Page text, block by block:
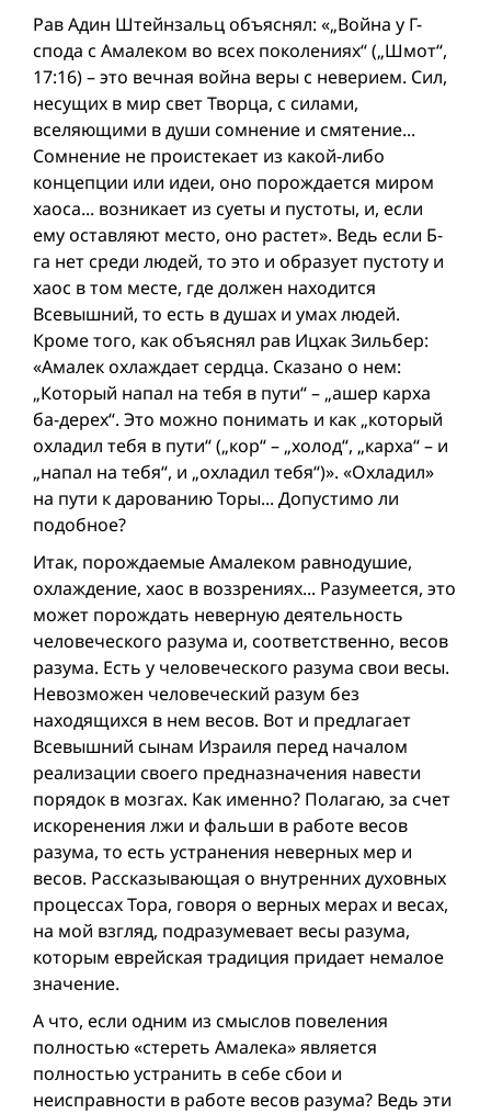
Рав Адин Штейнзальц объяснял: «„Война у Г-
спода с Амалеком во всех поколениях“ („Шмот“,
17:16) – это вечная война веры с неверием. Сил,
несущих в мир свет Творца, с силами,
вселяющими в души сомнение и смятение...
Сомнение не проистекает из какой-либо
концепции или идеи, оно порождается миром
хаоса... возникает из суеты и пустоты, и, если
ему оставляют место, оно растет». Ведь если Б-
га нет среди людей, то это и образует пустоту и
хаос в том месте, где должен находится
Всевышний, то есть в душах и умах людей.
Кроме того, как объяснял рав Ицхак Зильбер:
«Амалек охлаждает сердца. Сказано о нем:
„Который напал на тебя в пути“ – „ашер карха
ба-дерех“. Это можно понимать и как „который
охладил тебя в пути“ („кор“ – „холод“, „карха“ – и
„напал на тебя“, и „охладил тебя“)». «Охладил»
на пути к дарованию Торы... Допустимо ли
подобное?
Итак, порождаемые Амалеком равнодушие,
охлаждение, хаос в воззрениях... Разумеется, это
может порождать неверную деятельность
человеческого разума и, соответственно, весов
разума. Есть у человеческого разума свои весы.
Невозможен человеческий разум без
находящихся в нем весов. Вот и предлагает
Всевышний сынам Израиля перед началом
реализации своего предназначения навести
порядок в мозгах. Как именно? Полагаю, за счет
искоренения лжи и фальши в работе весов
разума, то есть устранения неверных мер и
весов. Рассказывающая о внутренних духовных
процессах Тора, говоря о верных мерах и весах,
на мой взгляд, подразумевает весы разума,
которым еврейская традиция придает немалое
значение.
А что, если одним из смыслов повеления
полностью «стереть Амалека» является
полностью устранить в себе сбои и
неисправности в работе весов разума? Ведь эти